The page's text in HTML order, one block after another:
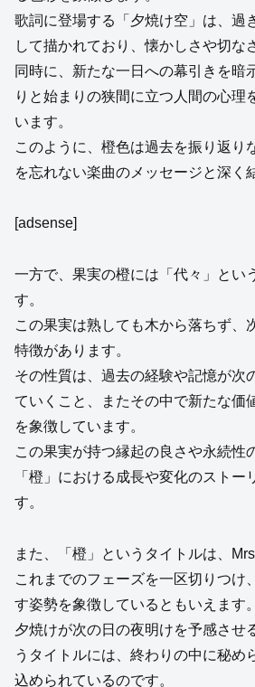
歌詞に登場する「夕焼け空」は、過
して描かれており、懐かしさや切な
同時に、新たな一日への幕引きを暗
りと始まりの狭間に立つ人間の心理
います。
このように、橙色は過去を振り返り
を忘れない楽曲のメッセージと深く
[adsense]
一方で、果実の橙には「代々」とい
す。
この果実は熟しても木から落ちず、
特徴があります。
その性質は、過去の経験や記憶が次
ていくこと、またその中で新たな価
を象徴しています。
この果実が持つ縁起の良さや永続性
「橙」における成長や変化のストー
す。
また、「橙」というタイトルは、
これまでのフェーズを一区切りつけ
す姿勢を象徴しているともいえます。
夕焼けが次の日の夜明けを予感させ
うタイトルには、終わりの中に秘め
込められているのです。